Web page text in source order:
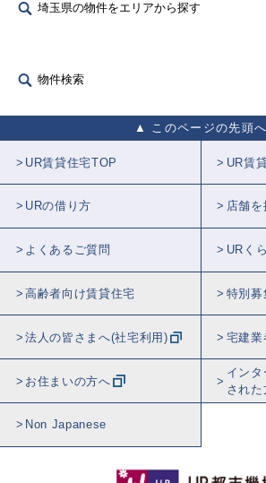
埼玉県の物件をエリアから探す
物件検索
このページの先頭へ
UR賃貸住宅TOP UR賃
URの借り方 店舗を
よくあるご質問 URく
高齢者向け賃貸住宅 特別募
法人の皆さまへ(社宅利用) 宅建業
お住まいの方へ
イン
された
Non Japanese